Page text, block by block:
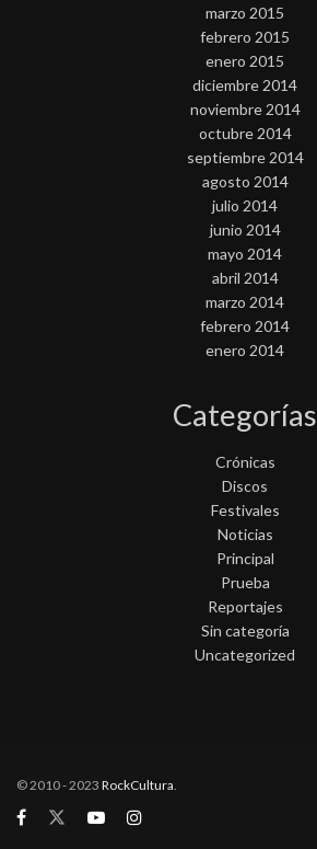
marzo 2015
febrero 2015
enero 2015
diciembre 2014
noviembre 2014
octubre 2014
septiembre 2014
agosto 2014
julio 2014
junio 2014
mayo 2014
abril 2014
marzo 2014
febrero 2014
enero 2014
Categorías
Crónicas
Discos
Festivales
Noticias
Principal
Prueba
Reportajes
Sin categoría
Uncategorized
© 2010 - 2023 RockCultura